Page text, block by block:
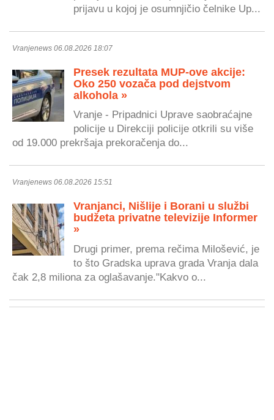
prijavu u kojoj je osumnjičio čelnike Up...
Vranjenews 06.08.2026 18:07
Presek rezultata MUP-ove akcije:
Oko 250 vozača pod dejstvom
alkohola »
Vranje - Pripadnici Uprave saobraćajne
policije u Direkciji policije otkrili su više
od 19.000 prekršaja prekoračenja do...
Vranjenews 06.08.2026 15:51
Vranjanci, Nišlije i Borani u službi
budžeta privatne televizije Informer
»
Drugi primer, prema rečima Milošević, je
to što Gradska uprava grada Vranja dala
čak 2,8 miliona za oglašavanje."Kakvo o...